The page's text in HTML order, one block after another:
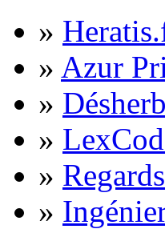
»
» Azur
»
»
»
»